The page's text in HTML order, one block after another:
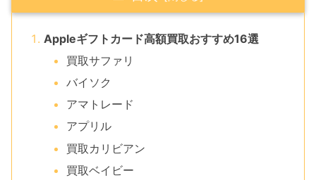
Appleギフトカード高額買取おすすめ16選
買取サファリ
バイソク
アマトレード
アプリル
買取カリビアン
買取ベイビー